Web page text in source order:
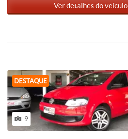
Ver detalhes do veículo
DESTAQUE
9